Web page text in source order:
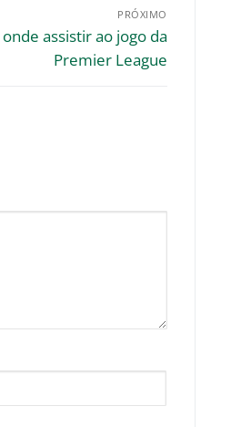
PRÓXIMO
assistir ao jogo da
Premier League